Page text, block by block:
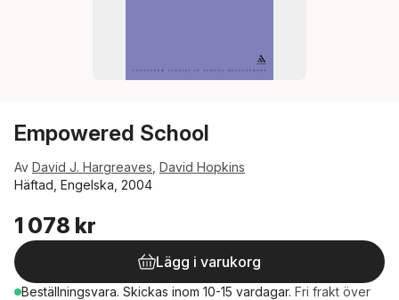
Empowered School
Av David J. Hargreaves David Hopkins
Häftad, Engelska, 2004
1 078 kr
Lägg i varukorg
Beställningsvara. Skickas inom 10-15 vardagar. Fri frakt över